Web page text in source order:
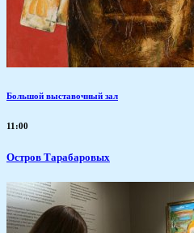
Большой выставочный зал
11:00
Остров Тарабаровых